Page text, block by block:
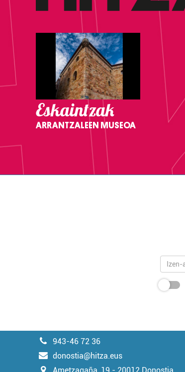
Eskaintzak
ARRANTZALEEN MUSEOA
943-46 72 36
donostia@hitza.eus
Ametzagaña, 19 - 20012 Donostia